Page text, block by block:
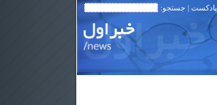
پادکست | جستجو: